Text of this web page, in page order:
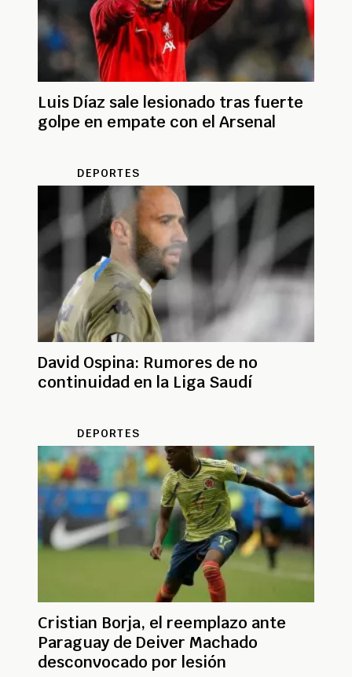
Luis Díaz sale lesionado tras fuerte
golpe en empate con el Arsenal
DEPORTES
David Ospina: Rumores de no
continuidad en la Liga Saudí
DEPORTES
Cristian Borja, el reemplazo ante
Paraguay de Deiver Machado
desconvocado por lesión